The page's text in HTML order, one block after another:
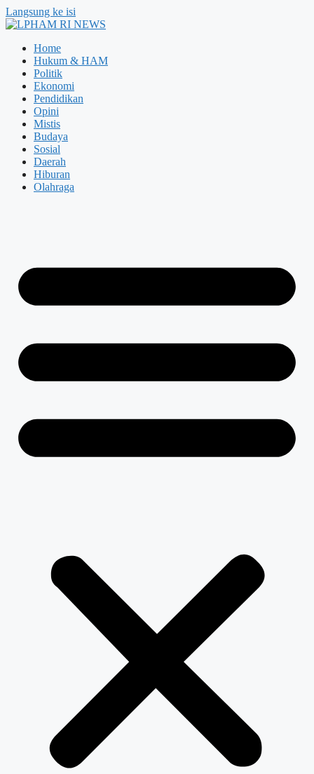
Langsung ke isi
Home
Hukum & HAM
Politik
Ekonomi
Pendidikan
Opini
Mistis
Budaya
Sosial
Daerah
Hiburan
Olahraga